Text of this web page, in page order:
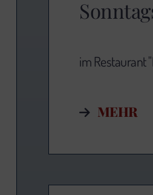
im Restaurant
MEHR